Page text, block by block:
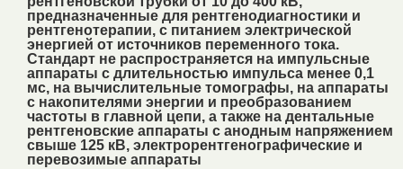
предназначенные для рентгенодиагностики и
рентгенотерапии, с питанием электрической
энергией от источников переменного тока.
Стандарт не распространяется на импульсные
аппараты с длительностью импульса менее 0,1
мс, на вычислительные томографы, на аппараты
с накопителями энергии и преобразованием
частоты в главной цепи, а также на дентальные
рентгеновские аппараты с анодным напряжением
свыше 125 кВ, электрорентгенографические и
перевозимые аппараты